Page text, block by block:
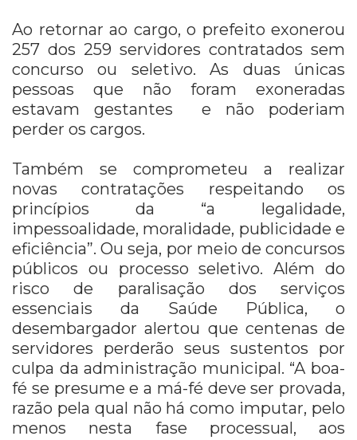
Ao retornar ao cargo, o prefeito exonerou
257 dos 259 servidores contratados sem
concurso ou seletivo. As duas únicas
pessoas que não foram exoneradas
estavam gestantes e não poderiam
perder os cargos.
Também se comprometeu a realizar
novas contratações respeitando os
princípios da “a legalidade,
impessoalidade, moralidade, publicidade e
eficiência”. Ou seja, por meio de concursos
públicos ou processo seletivo. Além do
risco de paralisação dos serviços
essenciais da Saúde Pública, o
desembargador alertou que centenas de
servidores perderão seus sustentos por
culpa da administração municipal. “A boa-
fé se presume e a má-fé deve ser provada,
razão pela qual não há como imputar, pelo
menos nesta fase processual, aos